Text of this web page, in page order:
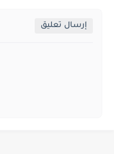
إرسال تعليق